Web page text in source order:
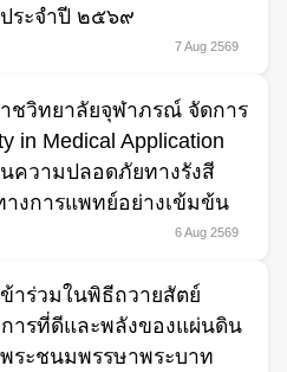
ระจำปี ๒๕๖๙
7 Aug 2569
ชวิทยาลัยจุฬาภรณ์ จัดการ
in Medical Application
ความปลอดภัยทางรังสี
งการแพทย์อย่างเข้มข้น
6 Aug 2569
าร่วมในพิธีถวายสัตย์
ารที่ดีและพลังของแผ่นดิน
ระชนมพรรษาพระบาท